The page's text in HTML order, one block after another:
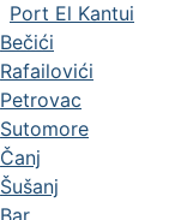
Bečići
Rafailovići
Petrovac
Sutomore
Čanj
Šušanj
Bar
Port El Kantui